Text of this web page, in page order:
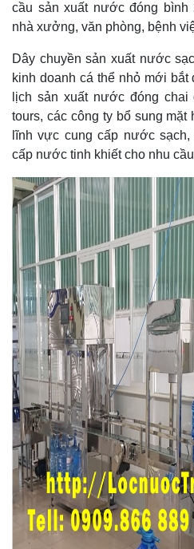
cầu sản xuất nước đóng
nhà xưởng, văn phòng, bệnh
Dây chuyền sản xuất nước
kinh doanh cá thể nhỏ mới
lịch sản xuất nước đóng
tours, các công ty bổ sung
lĩnh vực cung cấp nước
cấp nước tinh khiết cho nhu